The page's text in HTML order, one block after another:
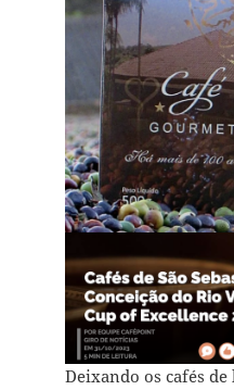
Deixando os cafés